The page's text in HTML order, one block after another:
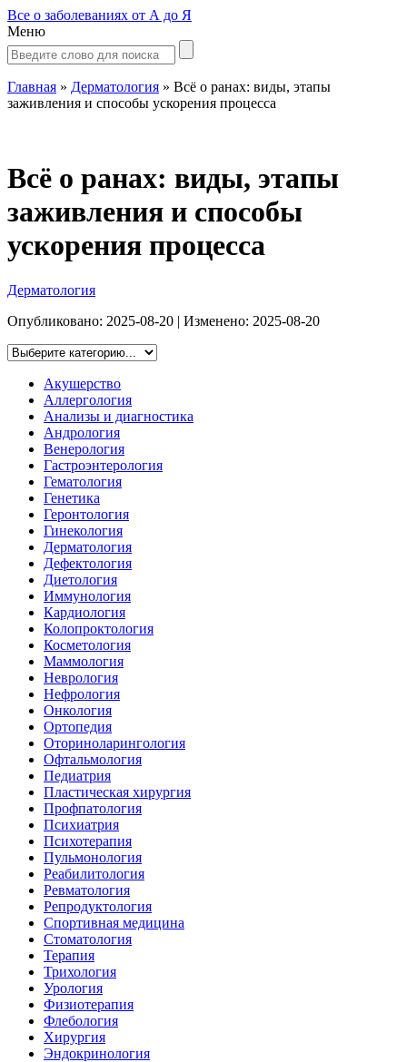
Все о заболеваниях от А до Я
Меню
Главная » Дерматология » Всё о ранах: виды, этапы
заживления и способы ускорения процесса
Всё о ранах: виды, этапы
заживления и способы
ускорения процесса
Дерматология
Опубликовано: 2025-08-20 | Изменено: 2025-08-20
Акушерство
Аллергология
Анализы и диагностика
Андрология
Венерология
Гастроэнтерология
Гематология
Генетика
Геронтология
Гинекология
Дерматология
Дефектология
Диетология
Иммунология
Кардиология
Колопроктология
Косметология
Маммология
Неврология
Нефрология
Онкология
Ортопедия
Оториноларингология
Офтальмология
Педиатрия
Пластическая хирургия
Профпатология
Психиатрия
Психотерапия
Пульмонология
Реабилитология
Ревматология
Репродуктология
Спортивная медицина
Стоматология
Терапия
Трихология
Урология
Физиотерапия
Флебология
Хирургия
Эндокринология